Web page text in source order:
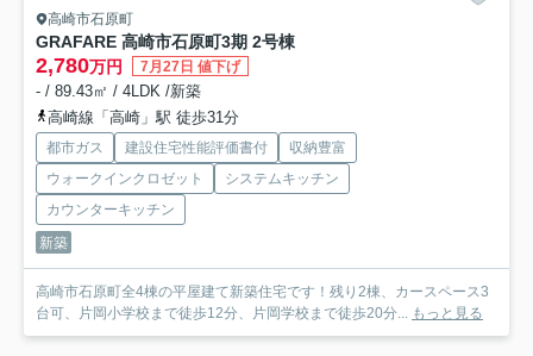
高崎市石原町
GRAFARE 高崎市石原町3期 2号棟
2,780万円 7月27日 値下げ
- / 89.43㎡ / 4LDK /新築
高崎線「高崎」駅 徒歩31分
都市ガス 建設住宅性能評価書付
収納豊富
ウォークインクロゼット
システムキッチン
カウンターキッチン
新築
高崎市石原町全4棟の平屋建て新築住宅です！残り2棟、カースペース3
台可、片岡小学校まで徒歩12分、片岡学校まで徒歩20分... もっと見る